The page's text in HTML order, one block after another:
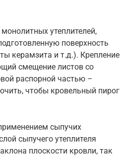
утеплителей,
поверхность
керамзита и т.д.). Крепление
смещение листов со
распорной частью –
чтобы кровельный пирог
сыпучих
сыпучего утеплителя
плоскости кровли, так